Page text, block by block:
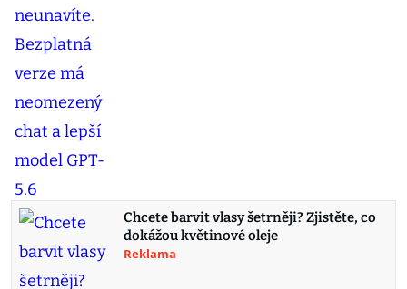
Chcete barvit vlasy šetrněji? Zjistěte, co
dokážou květinové oleje
Reklama